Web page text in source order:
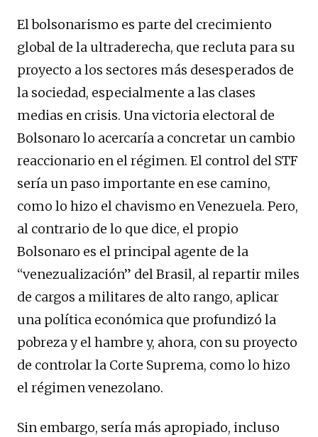
El bolsonarismo es parte del crecimiento
global de la ultraderecha, que recluta para su
proyecto a los sectores más desesperados de
la sociedad, especialmente a las clases
medias en crisis. Una victoria electoral de
Bolsonaro lo acercaría a concretar un cambio
reaccionario en el régimen. El control del STF
sería un paso importante en ese camino,
como lo hizo el chavismo en Venezuela. Pero,
al contrario de lo que dice, el propio
Bolsonaro es el principal agente de la
“venezualización” del Brasil, al repartir miles
de cargos a militares de alto rango, aplicar
una política económica que profundizó la
pobreza y el hambre y, ahora, con su proyecto
de controlar la Corte Suprema, como lo hizo
el régimen venezolano.
Sin embargo, sería más apropiado, incluso